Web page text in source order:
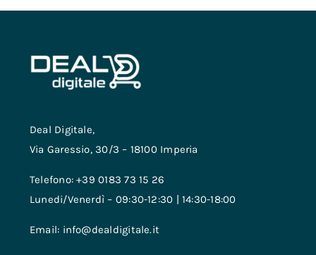
Deal Digitale,
Via Garessio, 30/3 – 18100 Imperia
Telefono: +39 0183 73 15 26
Lunedi/Venerdì – 09:30-12:30 | 14:30-18:00
Email: info@dealdigitale.it